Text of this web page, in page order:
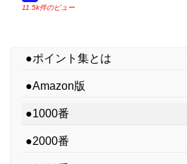
11.5k件のビュー
●ポイント集とは
●Amazon版
●1000番
●2000番